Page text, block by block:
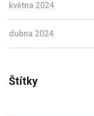
května 2024
dubna 2024
Štítky